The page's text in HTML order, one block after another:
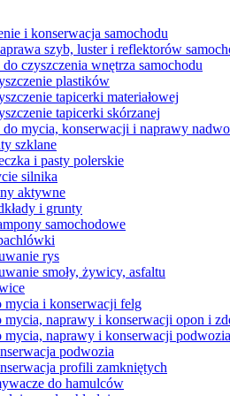
i konserwacja samochodu
szyb, luster i reflektorów
do czyszczenia wnętrza samochodu
plastików
tapicerki materiałowej
tapicerki skórzanej
do mycia, konserwacji i naprawy
szklane
i pasty polerskie
silnika
aktywne
i grunty
samochodowe
rys
smoły, żywicy, asfaltu
mycia i konserwacji felg
mycia, naprawy i konserwacji opon i
mycia, naprawy i konserwacji podwozia
podwozia
profili zamkniętych
do hamulców